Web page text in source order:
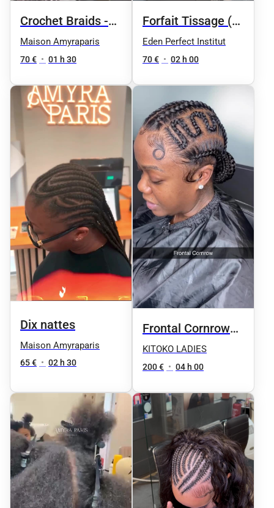
Crochet Braids -
Pose méthode
First Line
Maison Amyraparis
70 € • 01 h 30
Forfait Tissage (
Coupe )
Eden Perfect Institut
70 € • 02 h 00
Dix nattes
Maison Amyraparis
65 € • 02 h 30
Frontal Cornrow
Freestyle
KITOKO LADIES
200 € • 04 h 00